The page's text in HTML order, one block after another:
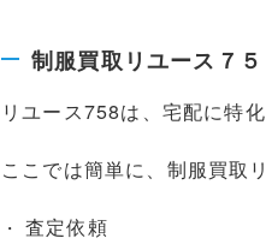
制服買取リユース７
リユース758は、宅配に特
ここでは簡単に、制服買取
査定依頼